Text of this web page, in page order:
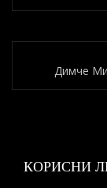
Димче
КОРИСНИ